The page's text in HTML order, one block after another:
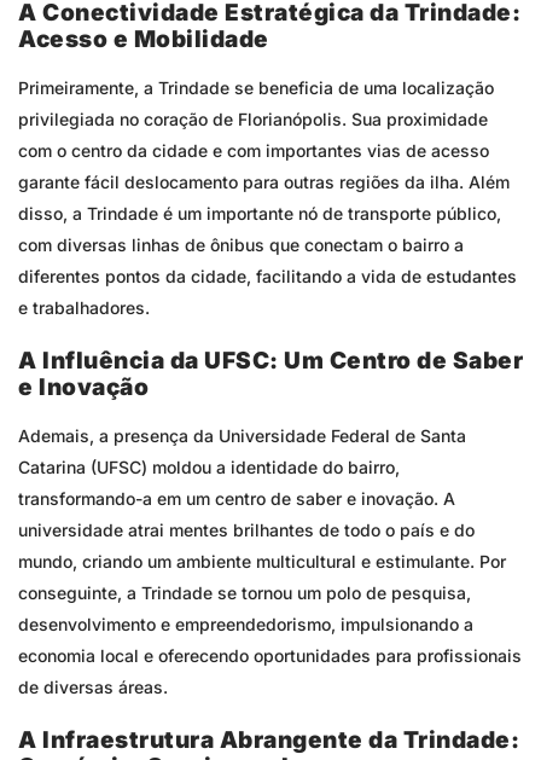
A Conectividade Estratégica da Trindade:
Acesso e Mobilidade
Primeiramente, a Trindade se beneficia de uma localização
privilegiada no coração de Florianópolis. Sua proximidade
com o centro da cidade e com importantes vias de acesso
garante fácil deslocamento para outras regiões da ilha. Além
disso, a Trindade é um importante nó de transporte público,
com diversas linhas de ônibus que conectam o bairro a
diferentes pontos da cidade, facilitando a vida de estudantes
e trabalhadores.
A Influência da UFSC: Um Centro de Saber
e Inovação
Ademais, a presença da Universidade Federal de Santa
Catarina (UFSC) moldou a identidade do bairro,
transformando-a em um centro de saber e inovação. A
universidade atrai mentes brilhantes de todo o país e do
mundo, criando um ambiente multicultural e estimulante. Por
conseguinte, a Trindade se tornou um polo de pesquisa,
desenvolvimento e empreendedorismo, impulsionando a
economia local e oferecendo oportunidades para profissionais
de diversas áreas.
A Infraestrutura Abrangente da Trindade: